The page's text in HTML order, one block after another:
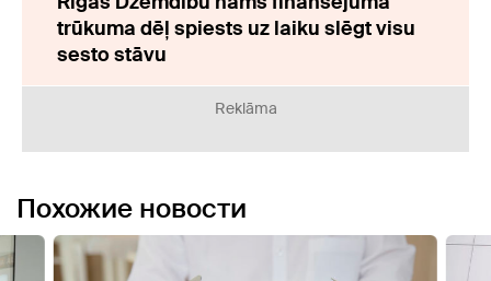
trūkuma dēļ spiests uz laiku slēgt visu
sesto stāvu
Reklāma
Похожие новости